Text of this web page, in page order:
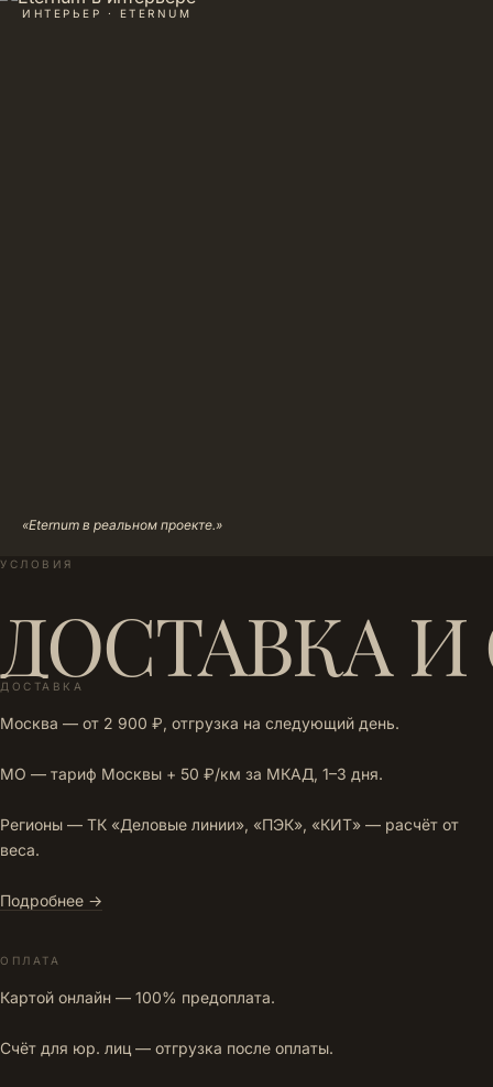
ИНТЕРЬЕР · ETERNUM
«Eternum в реальном проекте.»
УСЛОВИЯ
ДОСТАВКА
ДОСТАВКА
Москва — от 2 900 ₽, отгрузка на следующий день.
МО — тариф Москвы + 50 ₽/км за МКАД, 1–3 дня.
Регионы — ТК «Деловые линии», «ПЭК», «КИТ» — расчёт от
веса.
Подробнее →
ОПЛАТА
Картой онлайн — 100% предоплата.
Счёт для юр. лиц — отгрузка после оплаты.